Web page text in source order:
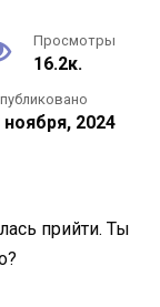
Просмотры
16.2к.
ноября, 2024
прийти. Ты